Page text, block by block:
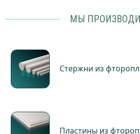
МЫ
Стержни из
Пластины из